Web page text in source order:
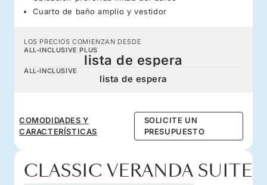
Cuarto de baño amplio y vestidor
LOS PRECIOS COMIENZAN DESDE
ALL-INCLUSIVE PLUS
lista de espera
ALL-INCLUSIVE
lista de espera
COMODIDADES Y
CARACTERÍSTICAS
SOLICITE UN
PRESUPUESTO
CLASSIC VERANDA SUITE